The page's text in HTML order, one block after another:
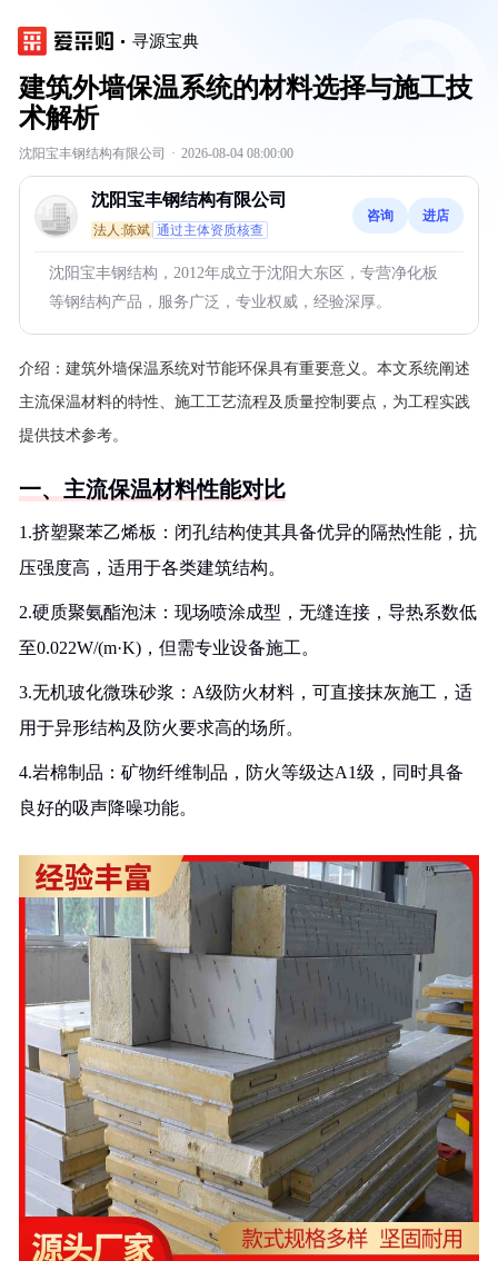
寻源宝典
建筑外墙保温系统的材料选择与施工技
术解析
沈阳宝丰钢结构有限公司 · 2026-08-04 08:00:00
沈阳宝丰钢结构有限公司
法人:陈斌 通过主体资质核查
咨询 进店
沈阳宝丰钢结构，2012年成立于沈阳大东区，专营净化板
等钢结构产品，服务广泛，专业权威，经验深厚。
介绍： 建筑外墙保温系统对节能环保具有重要意义。本文系统阐述
主流保温材料的特性、施工工艺流程及质量控制要点，为工程实践
提供技术参考。
一、主流保温材料性能对比
1.挤塑聚苯乙烯板：闭孔结构使其具备优异的隔热性能，抗
压强度高，适用于各类建筑结构。
2.硬质聚氨酯泡沫：现场喷涂成型，无缝连接，导热系数低
至0.022W/(m·K)，但需专业设备施工。
3.无机玻化微珠砂浆：A级防火材料，可直接抹灰施工，适
用于异形结构及防火要求高的场所。
4.岩棉制品：矿物纤维制品，防火等级达A1级，同时具备
良好的吸声降噪功能。